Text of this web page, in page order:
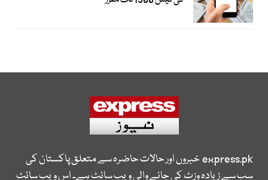
express.pkخبروں اور حالات حاضرہ سے متعلق پاکستان کی
سب سے زیادہ وزٹ کی جانے والی ویب سائٹ ہے۔ اس ویب سائٹ